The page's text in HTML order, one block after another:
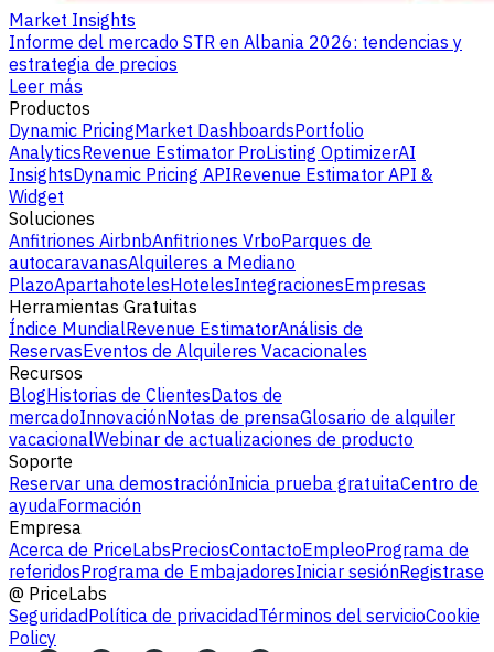
Market Insights
Informe del mercado STR en Albania 2026: tendencias y
estrategia de precios
Leer más
Productos
Dynamic PricingMarket DashboardsPortfolio
AnalyticsRevenue Estimator ProListing OptimizerAI
InsightsDynamic Pricing APIRevenue Estimator API &
Widget
Soluciones
Anfitriones AirbnbAnfitriones VrboParques de
autocaravanasAlquileres a Mediano
PlazoApartahotelesHotelesIntegracionesEmpresas
Herramientas Gratuitas
Índice MundialRevenue EstimatorAnálisis de
ReservasEventos de Alquileres Vacacionales
Recursos
BlogHistorias de ClientesDatos de
mercadoInnovaciónNotas de prensaGlosario de alquiler
vacacionalWebinar de actualizaciones de producto
Soporte
Reservar una demostraciónInicia prueba gratuitaCentro de
ayudaFormación
Empresa
Acerca de PriceLabsPreciosContactoEmpleoPrograma de
referidosPrograma de EmbajadoresIniciar sesiónRegistrase
@ PriceLabs
SeguridadPolítica de privacidadTérminos del servicioCookie
Policy